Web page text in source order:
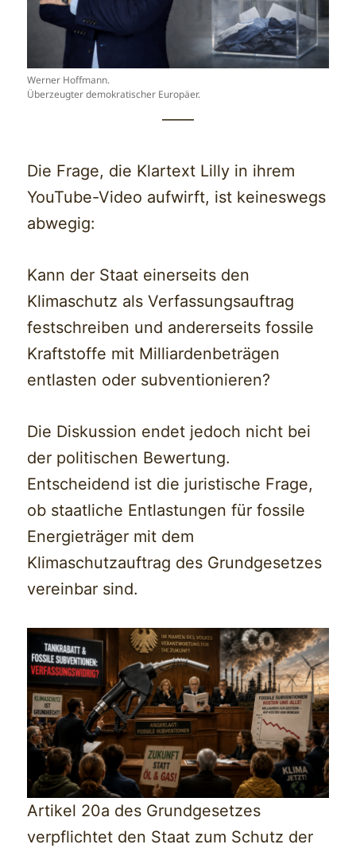
Werner Hoffmann.
Überzeugter demokratischer Europäer.
——
Die Frage, die Klartext Lilly in ihrem
YouTube-Video aufwirft, ist keineswegs
abwegig:
Kann der Staat einerseits den
Klimaschutz als Verfassungsauftrag
festschreiben und andererseits fossile
Kraftstoffe mit Milliardenbeträgen
entlasten oder subventionieren?
Die Diskussion endet jedoch nicht bei
der politischen Bewertung.
Entscheidend ist die juristische Frage,
ob staatliche Entlastungen für fossile
Energieträger mit dem
Klimaschutzauftrag des Grundgesetzes
vereinbar sind.
Artikel 20a des Grundgesetzes
verpflichtet den Staat zum Schutz der